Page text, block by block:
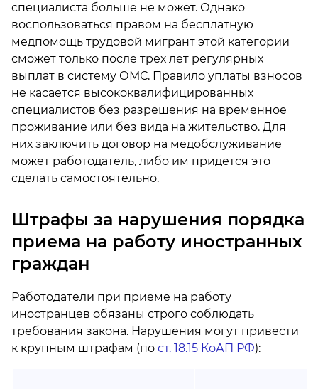
специалиста больше не может. Однако
воспользоваться правом на бесплатную
медпомощь трудовой мигрант этой категории
сможет только после трех лет регулярных
выплат в систему ОМС. Правило уплаты взносов
не касается высококвалифицированных
специалистов без разрешения на временное
проживание или без вида на жительство. Для
них заключить договор на медобслуживание
может работодатель, либо им придется это
сделать самостоятельно.
Штрафы за нарушения порядка
приема на работу иностранных
граждан
Работодатели при приеме на работу
иностранцев обязаны строго соблюдать
требования закона. Нарушения могут привести
к крупным штрафам (по ст. 18.15 КоАП РФ):